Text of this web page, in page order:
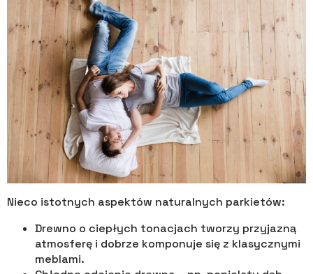
Nieco istotnych aspektów naturalnych parkietów:
Drewno o ciepłych tonacjach tworzy przyjazną
atmosferę i dobrze komponuje się z klasycznymi
meblami.